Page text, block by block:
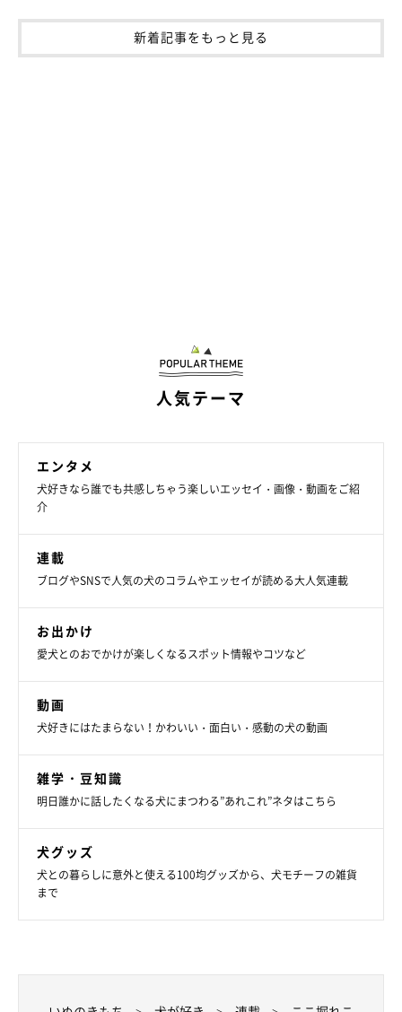
新着記事をもっと見る
人気テーマ
エンタメ
犬好きなら誰でも共感しちゃう楽しいエッセイ・画像・動画をご紹
介
連載
ブログやSNSで人気の犬のコラムやエッセイが読める大人気連載
お出かけ
愛犬とのおでかけが楽しくなるスポット情報やコツなど
動画
犬好きにはたまらない！かわいい・面白い・感動の犬の動画
雑学・豆知識
明日誰かに話したくなる犬にまつわる”あれこれ”ネタはこちら
犬グッズ
犬との暮らしに意外と使える100均グッズから、犬モチーフの雑貨
まで